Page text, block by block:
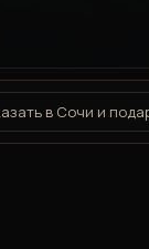
в Сочи и